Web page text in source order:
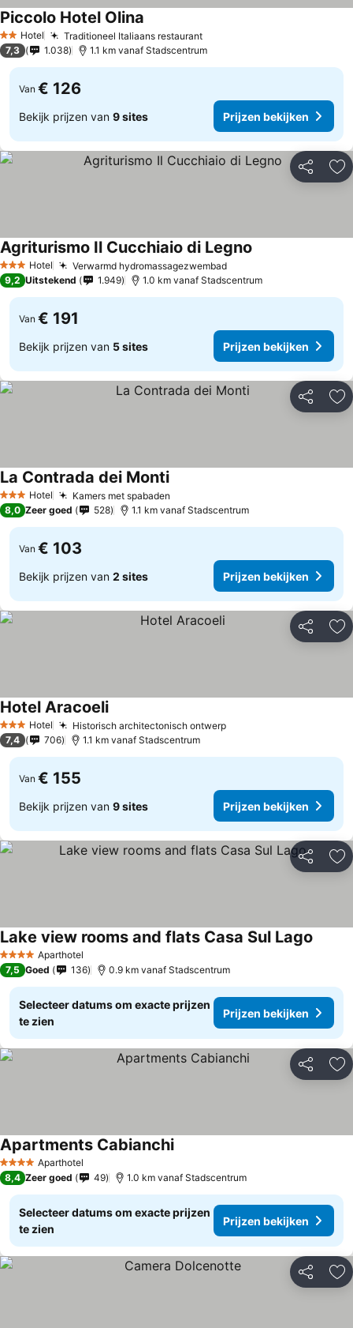
2 Sterren
Hotel Traditioneel Italiaans restaurantPrijzen bekijken
Piccolo Hotel Olina
7,3 1.038 1.1 km vanaf Stadscentrum
Van € 126
Bekijk prijzen van 9 sites Prijzen bekijken
Delen
3 SterrenHotel Verwarmd hydromassagezwembadPrijzen bekijken
Agriturismo Il Cucchiaio di Legno
9,2 Uitstekend 1.949 1.0 km vanaf Stadscentrum
Van € 191
Bekijk prijzen van 5 sites Prijzen bekijken
Delen
3 SterrenHotel Kamers met spabaden
La Contrada dei MontiPrijzen bekijken
8,0 Zeer goed 528 1.1 km vanaf Stadscentrum
Van € 103
Bekijk prijzen van 2 sites Prijzen bekijken
Delen
3 SterrenHotel Historisch architectonisch ontwerpPrijzen bekijken
Hotel AracoeliPrijzen bekijken
7,4 706 1.1 km vanaf Stadscentrum
Van € 155
Bekijk prijzen van 9 sites Prijzen bekijken
Delen
4 SterrenAparthotel
Lake view rooms and flats Casa Sul Lago
7,5 Goed 136 0.9 km vanaf Stadscentrum
Selecteer datums om exacte prijzen
te zien
Prijzen bekijken
Delen
4 SterrenAparthotel
Apartments CabianchiPrijzen bekijken
8,4 Zeer goed 49 1.0 km vanaf Stadscentrum
Selecteer datums om exacte prijzen
te zien
Prijzen bekijken
Delen